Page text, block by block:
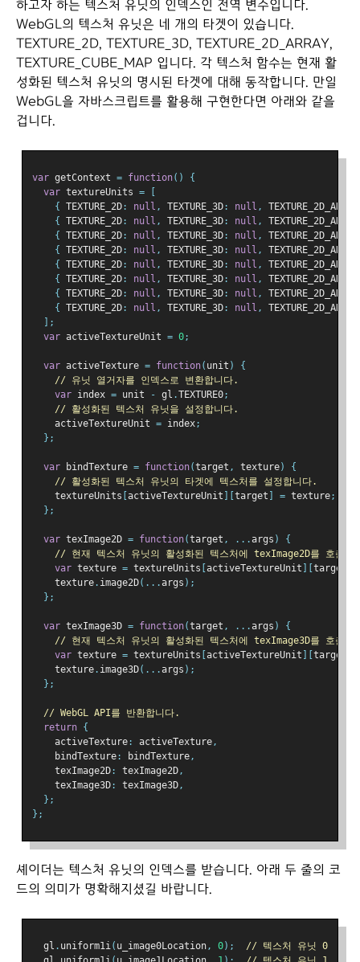
하고자 하는 텍스처 유닛의 인덱스인 전역 변수입니다.
WebGL의 텍스처 유닛은 네 개의 타겟이 있습니다.
TEXTURE_2D, TEXTURE_3D, TEXTURE_2D_ARRAY,
TEXTURE_CUBE_MAP 입니다. 각 텍스처 함수는 현재 활
성화된 텍스처 유닛의 명시된 타겟에 대해 동작합니다. 만일
WebGL을 자바스크립트를 활용해 구현한다면 아래와 같을
겁니다.
var getContext = function()
{
var textureUnits =
{
TEXTURE_2D: null , TEXTURE_3D: null , TEXTURE_2D_ARRAY
{
TEXTURE_2D: null , TEXTURE_3D: null , TEXTURE_2D_ARRAY
{
TEXTURE_2D: null , TEXTURE_3D: null , TEXTURE_2D_ARRAY
{
TEXTURE_2D: null , TEXTURE_3D: null , TEXTURE_2D_ARRAY
{
TEXTURE_2D: null , TEXTURE_3D: null , TEXTURE_2D_ARRAY
{
TEXTURE_2D: null , TEXTURE_3D: null , TEXTURE_2D_ARRAY
{
TEXTURE_2D: null , TEXTURE_3D: null , TEXTURE_2D_ARRAY
{
TEXTURE_2D: null , TEXTURE_3D: null , TEXTURE_2D_ARRAY
];
var activeTextureUnit = 0;
var activeTexture = function( unit )
{
// 유닛 열거자를 인덱스로 변환합니다.
var index = unit - gl .TEXTURE0;
// 활성화된 텍스처 유닛을 설정합니다.
    activeTextureUnit
= index;
};
var bindTexture = function(target , texture)
{
// 활성화된 텍스처 유닛의 타겟에 텍스처를 설정합니다.
    textureUnits
activeTextureUnit target = texture;
};
var texImage2D = function(target , ...args )
{
// 현재 텍스처 유닛의 활성화된 텍스처에 texImage2D를 호출합
var texture = textureUnits activeTextureUnit target
    texture
. image2D(...args );
};
var texImage3D = function(target , ...args )
{
// 현재 텍스처 유닛의 활성화된 텍스처에 texImage3D를 호출합
var texture = textureUnits activeTextureUnit target
    texture
. image3D(...args );
};
// WebGL API를 반환합니다.
return {
    activeTexture
: activeTexture,
    bindTexture
: bindTexture,
    texImage2D
: texImage2D,
    texImage3D
: texImage3D,
};
};
셰이더는 텍스처 유닛의 인덱스를 받습니다. 아래 두 줄의 코
드의 의미가 명확해지셨길 바랍니다.
  gl
. uniform1i( u_image0Location, 0);
// 텍스처 유닛 0